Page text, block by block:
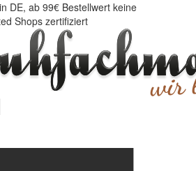
DE, ab 99€ Bestellwert keine
Shops zertifiziert